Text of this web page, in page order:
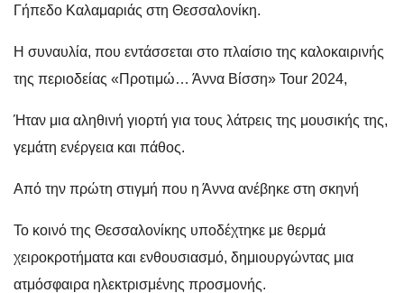
Γήπεδο Καλαμαριάς στη Θεσσαλονίκη.
Η συναυλία, που εντάσσεται στο πλαίσιο της καλοκαιρινής
της περιοδείας «Προτιμώ… Άννα Βίσση» Tour 2024,
Ήταν μια αληθινή γιορτή για τους λάτρεις της μουσικής της,
γεμάτη ενέργεια και πάθος.
Από την πρώτη στιγμή που η Άννα ανέβηκε στη σκηνή
Το κοινό της Θεσσαλονίκης υποδέχτηκε με θερμά
χειροκροτήματα και ενθουσιασμό, δημιουργώντας μια
ατμόσφαιρα ηλεκτρισμένης προσμονής.